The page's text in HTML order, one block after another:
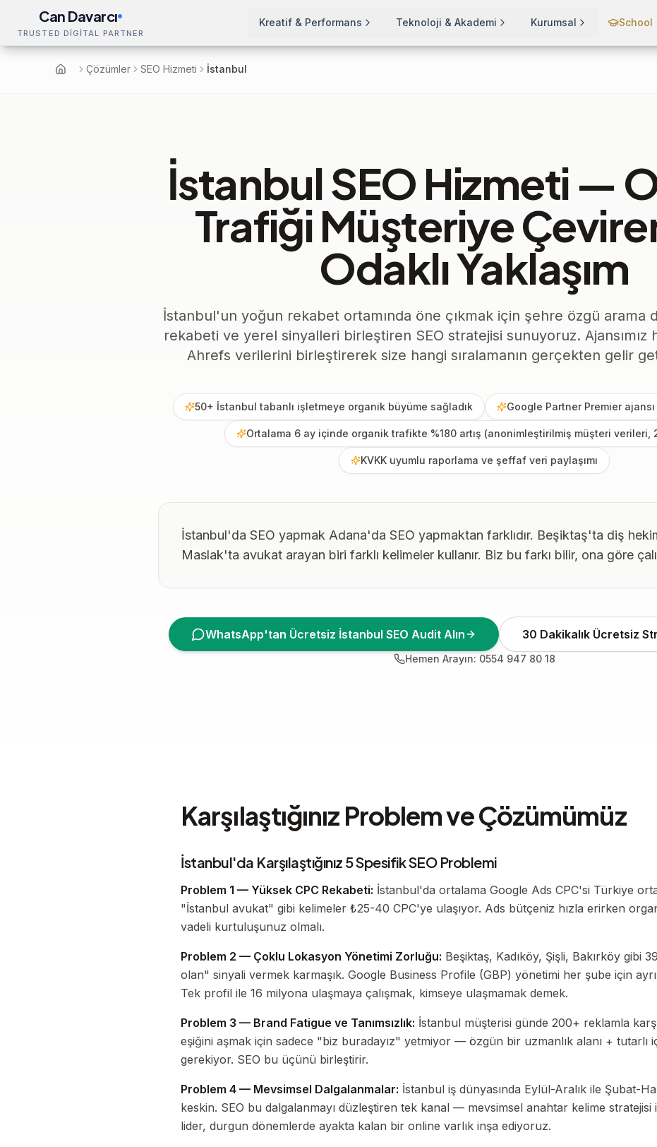
Can Davarcı
TRUSTED DİGİTAL PARTNER
Kreatif & Performans Teknoloji & Akademi Kurumsal School
Ana SayfaÇözümler SEO Hizmeti İstanbul
İstanbul SEO Hizmeti —
Trafiği Müşteriye
Odaklı Yaklaşım
İstanbul'un yoğun rekabet ortamında öne çıkmak için şehre özgü arama
rekabeti ve yerel sinyalleri birleştiren SEO stratejisi sunuyoruz. Ajansımız
Ahrefs verilerini birleştirerek size hangi sıralamanın gerçekten gelir
50+ İstanbul tabanlı işletmeye organik büyüme sağladık Google Partner Premier
Ortalama 6 ay içinde organik trafikte %180 artış (anonimleştirilmiş müşteri verileri,
KVKK uyumlu raporlama ve şeffaf veri paylaşımı
İstanbul'da SEO yapmak Adana'da SEO yapmaktan farklıdır. Beşiktaş'ta diş
Maslak'ta avukat arayan biri farklı kelimeler kullanır. Biz bu farkı bilir, ona göre
WhatsApp'tan Ücretsiz İstanbul SEO Audit Alın 30 Dakikalık Ücretsiz
Hemen Arayın: 0554 947 80 18
Karşılaştığınız Problem ve Çözümümüz
İstanbul'da Karşılaştığınız 5 Spesifik SEO Problemi
Problem 1 — Yüksek CPC Rekabeti: İstanbul'da ortalama Google Ads CPC'si Türkiye
"İstanbul avukat" gibi kelimeler ₺25-40 CPC'ye ulaşıyor. Ads bütçeniz hızla erirken
vadeli kurtuluşunuz olmalı.
Problem 2 — Çoklu Lokasyon Yönetimi Zorluğu: Beşiktaş, Kadıköy, Şişli, Bakırköy gibi
olan" sinyali vermek karmaşık. Google Business Profile (GBP) yönetimi her şube için
Tek profil ile 16 milyona ulaşmaya çalışmak, kimseye ulaşmamak demek.
Problem 3 — Brand Fatigue ve Tanımsızlık: İstanbul müşterisi günde 200+ reklamla
eşiğini aşmak için sadece "biz buradayız" yetmiyor — özgün bir uzmanlık alanı + tutarlı
gerekiyor. SEO bu üçünü birleştirir.
Problem 4 — Mevsimsel Dalgalanmalar: İstanbul iş dünyasında Eylül-Aralık ile Şubat-
keskin. SEO bu dalgalanmayı düzleştiren tek kanal — mevsimsel anahtar kelime stratejisi
lider, durgun dönemlerde ayakta kalan bir online varlık inşa ediyoruz.